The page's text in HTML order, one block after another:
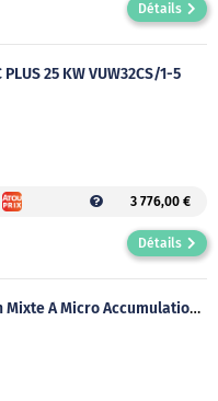
Détails
25 KW VUW32CS/1-5
3 776,00 €
Détails
Chaudière Murale Gaz À Condensation Mixte À Micro Accumulation OXYLIS ICONDENS GVA IC Gaz Naturel